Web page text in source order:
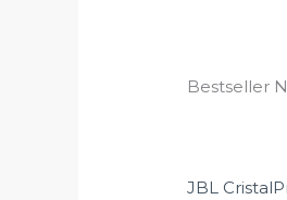
Bestseller
JBL